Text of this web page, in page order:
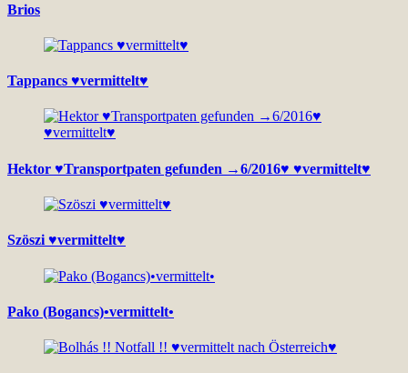
Brios
Tappancs ♥vermittelt♥
Hektor ♥Transportpaten gefunden →6/2016♥ ♥vermittelt♥
Szöszi ♥vermittelt♥
Pako (Bogancs)•vermittelt•